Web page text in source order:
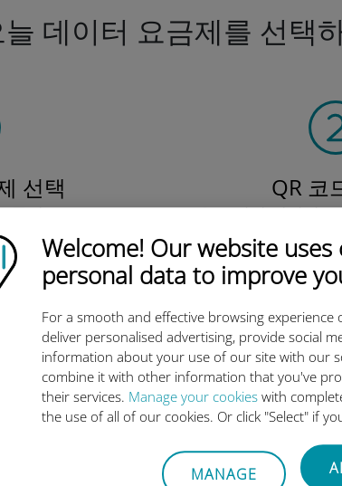
logo
Welcome! Our website uses
personal data to improve
For a smooth and effective browsing
deliver personalised advertising, provide social
information about your use of our site with our
combine it with other information that you've
their services. Manage your cookies with
the use of all of our cookies. Or click "Select" if
MANAGE
늘 데이터 요금제를 선택
선택
통해
세요.
QR 코
을 클릭해 데이터
유비기 eSIM을 설
유비기 국제